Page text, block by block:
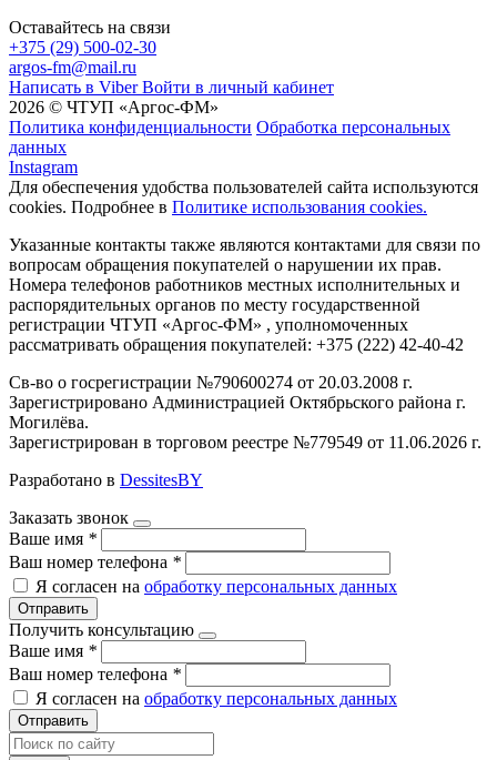
Оставайтесь на связи
+375 (29) 500-02-30
argos-fm@mail.ru
Написать в Viber Войти в личный кабинет
2026 © ЧТУП «Аргос-ФМ»
Политика конфиденциальности Обработка персональных
данных
Instagram
Для обеспечения удобства пользователей сайта используются
cookies. Подробнее в Политике использования cookies.
Указанные контакты также являются контактами для связи по
вопросам обращения покупателей о нарушении их прав.
Номера телефонов работников местных исполнительных и
распорядительных органов по месту государственной
регистрации ЧТУП «Аргос-ФМ» , уполномоченных
рассматривать обращения покупателей: +375 (222) 42-40-42
Св-во о госрегистрации №790600274 от 20.03.2008 г.
Зарегистрировано Администрацией Октябрьского района г.
Могилёва.
Зарегистрирован в торговом реестре №779549 от 11.06.2026 г.
Разработано в DessitesBY
Заказать звонок
Ваше имя *
Ваш номер телефона *
Я согласен на обработку персональных данных
Отправить
Получить консультацию
Ваше имя *
Ваш номер телефона *
Я согласен на обработку персональных данных
Отправить